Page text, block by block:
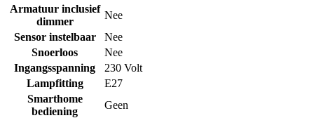
Armatuur inclusief
dimmer
Nee
Sensor instelbaar
Nee
Snoerloos
Nee
Ingangsspanning
230 Volt
Lampfitting
E27
Smarthome
bediening
Geen